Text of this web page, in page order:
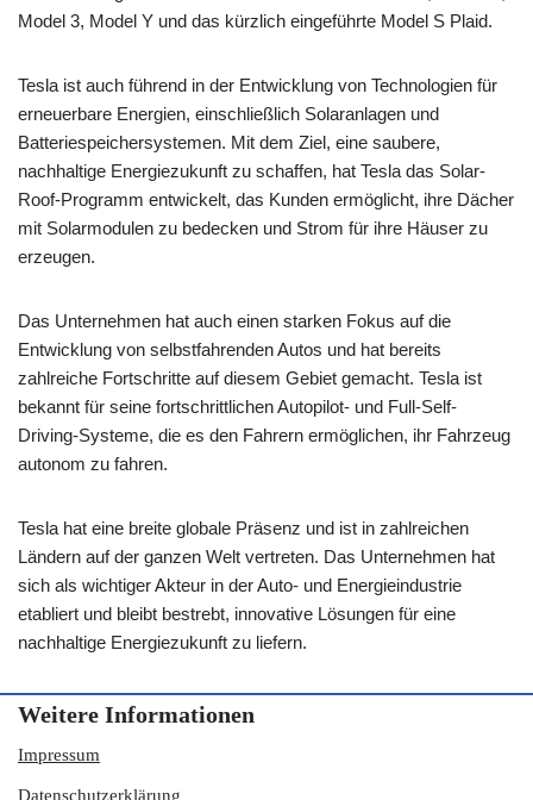
Model 3, Model Y und das kürzlich eingeführte Model S Plaid.
Tesla ist auch führend in der Entwicklung von Technologien für
erneuerbare Energien, einschließlich Solaranlagen und
Batteriespeichersystemen. Mit dem Ziel, eine saubere,
nachhaltige Energiezukunft zu schaffen, hat Tesla das Solar-
Roof-Programm entwickelt, das Kunden ermöglicht, ihre Dächer
mit Solarmodulen zu bedecken und Strom für ihre Häuser zu
erzeugen.
Das Unternehmen hat auch einen starken Fokus auf die
Entwicklung von selbstfahrenden Autos und hat bereits
zahlreiche Fortschritte auf diesem Gebiet gemacht. Tesla ist
bekannt für seine fortschrittlichen Autopilot- und Full-Self-
Driving-Systeme, die es den Fahrern ermöglichen, ihr Fahrzeug
autonom zu fahren.
Tesla hat eine breite globale Präsenz und ist in zahlreichen
Ländern auf der ganzen Welt vertreten. Das Unternehmen hat
sich als wichtiger Akteur in der Auto- und Energieindustrie
etabliert und bleibt bestrebt, innovative Lösungen für eine
nachhaltige Energiezukunft zu liefern.
Weitere Informationen
Impressum
Datenschutzerklärung